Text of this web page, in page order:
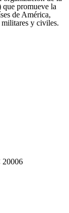
promueve la
de América,
y civiles.
20006